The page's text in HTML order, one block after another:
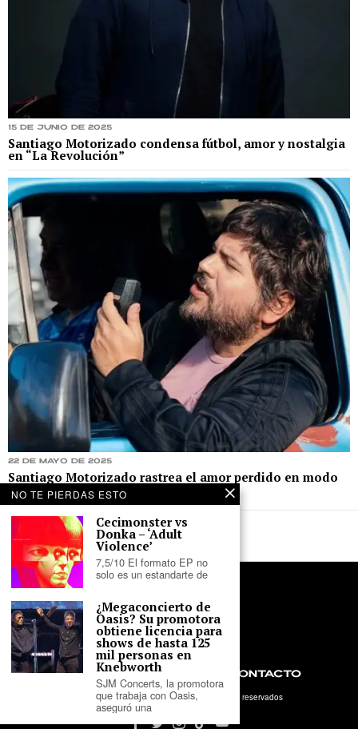
15 de junio de 2025
Santiago Motorizado condensa fútbol, amor y nostalgia
en “La Revolución”
22 de mayo de 2025
Santiago Motorizado rastrea el amor perdido en modo
acústico con “Google Maps”
NOSOTROS PRIVACIDAD CONTACTO
2026- Tercer Parlante. Todos los derechos reservados
NO TE PIERDAS ESTO
Cecimonster vs
Donka – ‘Adult
Violence’
7,5/10 El formato EP no
solo es un estandarte de
¿Megaconcierto de
Oasis? Su promotora
obtiene licencia para
shows de hasta 125
mil personas en
Knebworth
SJM Concerts, la promotora
que trabaja con Oasis,
aseguró una